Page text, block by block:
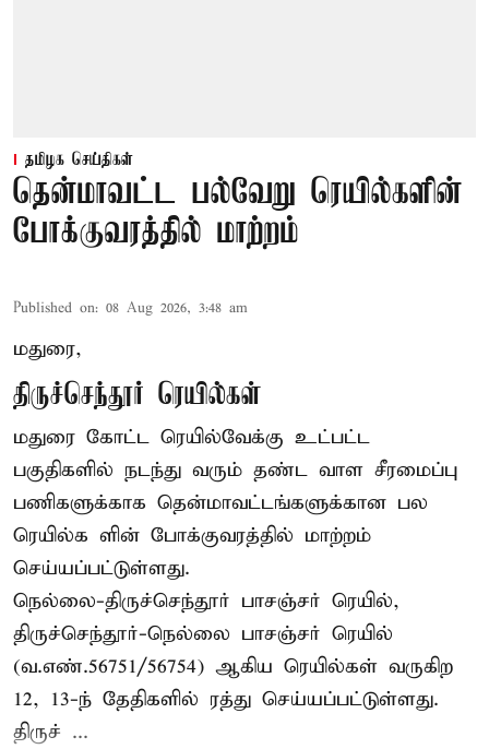
தமிழக செய்திகள்
தென்மாவட்ட பல்வேறு ரெயில்களின்
போக்குவரத்தில் மாற்றம்
Published on: 08 Aug 2026, 3:48 am
மதுரை,
திருச்செந்தூர் ரெயில்கள்
மதுரை கோட்ட ரெயில்வேக்கு உட்பட்ட
பகுதிகளில் நடந்து வரும் தண்ட வாள சீரமைப்பு
பணிகளுக்காக தென்மாவட்டங்களுக்கான பல
ரெயில்க ளின் போக்குவரத்தில் மாற்றம்
செய்யப்பட்டுள்ளது.
நெல்லை-திருச்செந்தூர் பாசஞ்சர் ரெயில்,
திருச்செந்தூர்-நெல்லை பாசஞ்சர் ரெயில்
(வ.எண்.56751/56754) ஆகிய ரெயில்கள் வருகிற
12, 13-ந் தேதிகளில் ரத்து செய்யப்பட்டுள்ளது.
திருச் ...